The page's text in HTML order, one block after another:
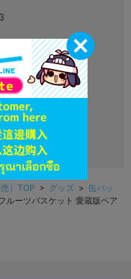
ア
）TOP > グッズ > 缶バッ
ルーツバスケット 愛蔵版ペア